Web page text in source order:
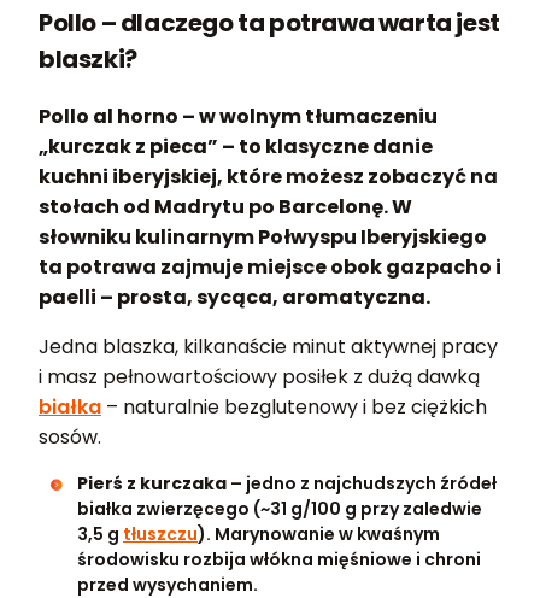
Pollo – dlaczego ta potrawa warta jest
blaszki?
Pollo al horno – w wolnym tłumaczeniu
„kurczak z pieca” – to klasyczne danie
kuchni iberyjskiej, które możesz zobaczyć na
stołach od Madrytu po Barcelonę. W
słowniku kulinarnym Połwyspu Iberyjskiego
ta potrawa zajmuje miejsce obok gazpacho i
paelli – prosta, sycąca, aromatyczna.
Jedna blaszka, kilkanaście minut aktywnej pracy
i masz pełnowartościowy posiłek z dużą dawką
białka – naturalnie bezglutenowy i bez ciężkich
sosów.
Pierś z kurczaka – jedno z najchudszych źródeł
białka zwierzęcego (~31 g/100 g przy zaledwie
3,5 g tłuszczu). Marynowanie w kwaśnym
środowisku rozbija włókna mięśniowe i chroni
przed wysychaniem.